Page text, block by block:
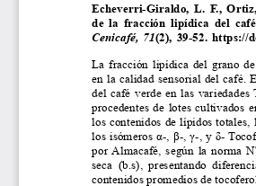
Echeverri-Giraldo,  L.  F.,
de  la  fracción  lipídica  del
Cenicafé, 71(2),  39-52.  https://
La  fracción  lipídica  del  grano
en  la  calidad  sensorial  del
del  café  verde  en  las
procedentes  de  lotes  cultivados
los contenidos de lípidos
los isómeros α-, β-, γ-, y δ-
por Almacafé, según la norma
seca  (b.s),  presentando
contenidos promedios de